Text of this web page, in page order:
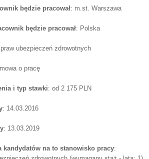
będzie pracował: m.st. Warszawa
będzie pracował: Polska
ubezpieczeń zdrowotnych
o pracę
i typ stawki: od 2 175 PLN
: 14.03.2016
: 13.03.2019
kandydatów na to stanowisko pracy: